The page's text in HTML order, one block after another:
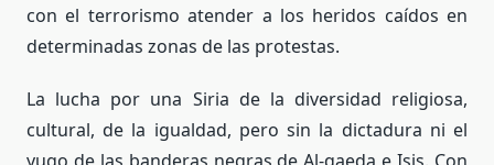
con el terrorismo atender a los heridos caídos en
determinadas zonas de las protestas.
La lucha por una Siria de la diversidad religiosa,
cultural, de la igualdad, pero sin la dictadura ni el